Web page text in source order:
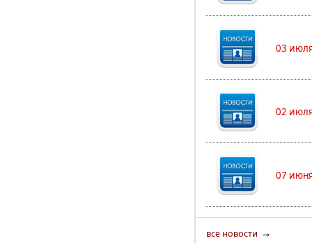
03
02
07
все новости →